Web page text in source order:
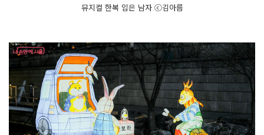
뮤지컬 한복 입은 남자 ⓒ김아름